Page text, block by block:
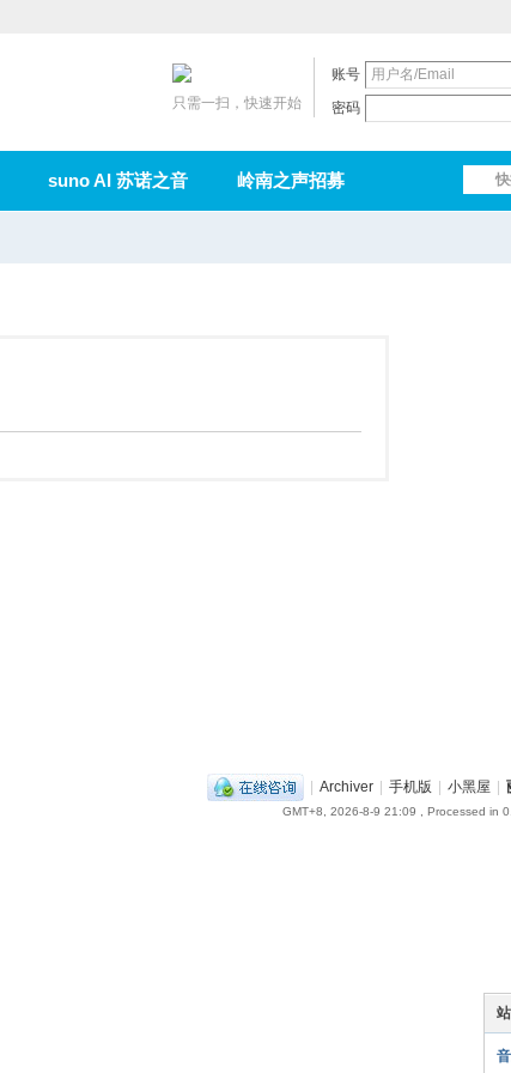
账号
密码
只需一扫，快速开始
suno AI 苏诺之音 岭南之声招募
| Archiver | 手机版 | 小黑屋 |
GMT+8, 2026-8-9 21:09 , Processed in